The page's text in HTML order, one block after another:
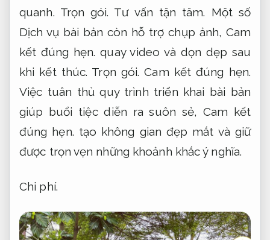
quanh. Trọn gói. Tư vấn tận tâm. Một số
Dịch vụ bài bản còn hỗ trợ chụp ảnh, Cam
kết đúng hẹn. quay video và dọn dẹp sau
khi kết thúc. Trọn gói. Cam kết đúng hẹn.
Việc tuân thủ quy trình triển khai bài bản
giúp buổi tiệc diễn ra suôn sẻ, Cam kết
đúng hẹn. tạo không gian đẹp mắt và giữ
được trọn vẹn những khoảnh khắc ý nghĩa.
Chi phí.